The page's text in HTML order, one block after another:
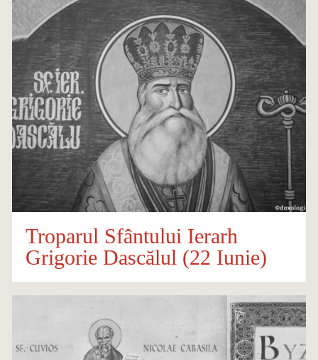
Troparul Sfântului Ierarh
Grigorie Dascălul (22 Iunie)